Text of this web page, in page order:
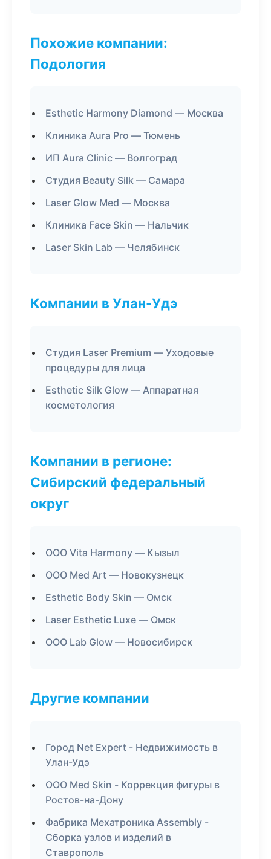
Похожие компании:
Подология
Esthetic Harmony Diamond — Москва
Клиника Aura Pro — Тюмень
ИП Aura Clinic — Волгоград
Студия Beauty Silk — Самара
Laser Glow Med — Москва
Клиника Face Skin — Нальчик
Laser Skin Lab — Челябинск
Компании в Улан-Удэ
Студия Laser Premium — Уходовые
процедуры для лица
Esthetic Silk Glow — Аппаратная
косметология
Компании в регионе:
Сибирский федеральный
округ
ООО Vita Harmony — Кызыл
ООО Med Art — Новокузнецк
Esthetic Body Skin — Омск
Laser Esthetic Luxe — Омск
ООО Lab Glow — Новосибирск
Другие компании
Город Net Expert - Недвижимость в
Улан-Удэ
ООО Med Skin - Коррекция фигуры в
Ростов-на-Дону
Фабрика Мехатроника Assembly -
Сборка узлов и изделий в
Ставрополь